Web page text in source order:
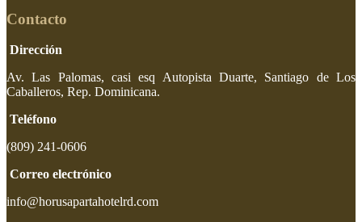
Contacto
Dirección
Av. Las Palomas, casi esq Autopista Duarte, Santiago de Los
Caballeros, Rep. Dominicana.
Teléfono
(809) 241-0606
Correo electrónico
info@horusapartahotelrd.com